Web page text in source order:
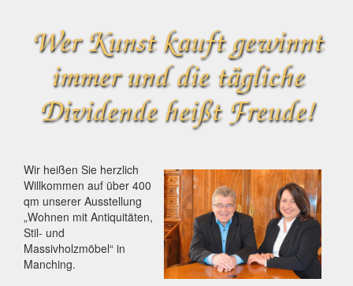
Wer Kunst kauft gewinnt
immer und die tägliche
Dividende heißt Freude!
Wir heißen Sie herzlich
Willkommen auf über 400
qm unserer Ausstellung
„Wohnen mit Antiquitäten,
Stil- und
Massivholzmöbel“ in
Manching.